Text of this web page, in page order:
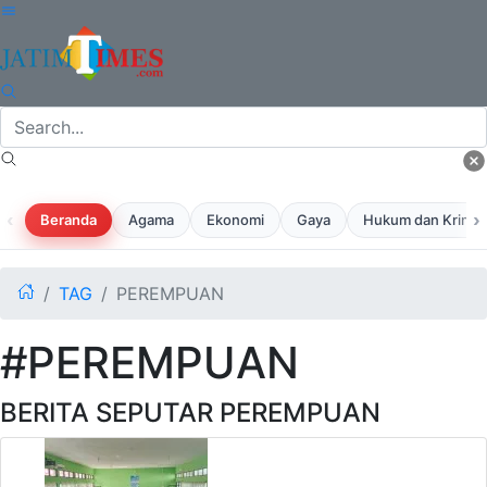
‹ Beranda Agama Ekonomi Gaya Hukum dan ›
TAG PEREMPUAN
#PEREMPUAN
BERITA SEPUTAR PEREMPUAN